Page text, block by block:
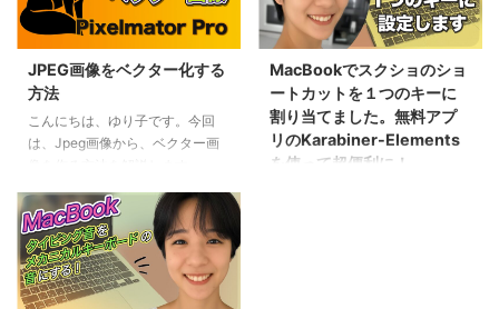
違いです。まずは、よく使う操作
から確認してみましょう。 やり
たいことMacBookの操作コピー
するCommand＋C貼り付ける
Command＋V切り取る
Command＋Xすべて選択する
Command＋A操作を元に戻す
Command＋Vファイル ...
と感じることはありませんか？
私もまさにそうでした。 アプリ
集や画像編集を繰り返しているう
ちに、気が付けばストレージはパ
ンパン。 新しいMacに買い替え
るべきか悩んでいたときに見つけ
JPEG画像をベクター化する
方法
こんにちは、ゆり子です。今回
は、Jpeg画像から、ベクター画
ル」と「ペンツール」を使用し
て、ベクター画像を作成するのっ
て大変ですよね。 Jpeg画像をど
うにかして、ベクター画像に変換
したいと思うのは普通のことで
MacBookでスクショのショ
ートカットを１つのキーに
割り当てました。無料アプ
リのKarabiner-Elements
を使って超便利に！